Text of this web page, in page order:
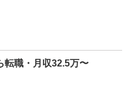
転職・月収32.5万〜